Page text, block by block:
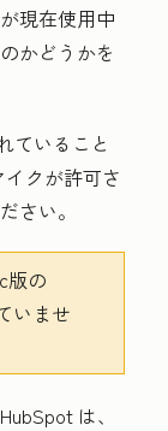
現在使用中
かどうかを
ていること
イクが許可さ
さい。
版の
いませ
は、